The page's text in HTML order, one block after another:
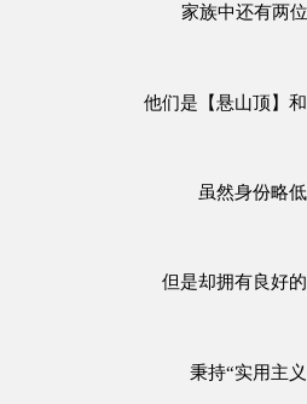
家族中还有两
他们是【悬山顶】和
虽然身份略
但是却拥有良好
秉持“实用主义